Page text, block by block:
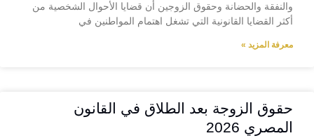
والنفقة والحضانة وحقوق الزوجين أن قضايا الأحوال الشخصية من
أكثر القضايا القانونية التي تشغل اهتمام المواطنين في
معرفة المزيد »
حقوق الزوجة بعد الطلاق في القانون
المصري 2026